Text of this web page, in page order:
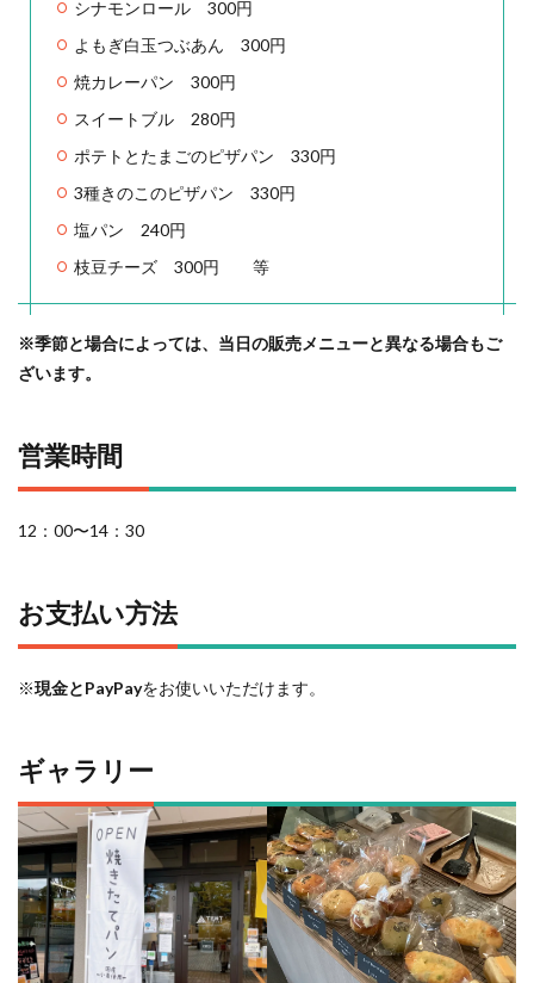
シナモンロール 300円
よもぎ白玉つぶあん 300円
焼カレーパン 300円
スイートブル 280円
ポテトとたまごのピザパン 330円
3種きのこのピザパン 330円
塩パン 240円
枝豆チーズ 300円 等
※季節と場合によっては、当日の販売メニューと異なる場合もご
ざいます。
営業時間
12：00〜14：30
お支払い方法
※現金とPayPayをお使いいただけます。
ギャラリー